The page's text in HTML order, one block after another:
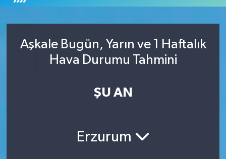
Aşkale Bugün, Yarın ve 1 Haftalık
Hava Durumu Tahmini
ŞU AN
Erzurum
YAŞAM
Trafik Durumu